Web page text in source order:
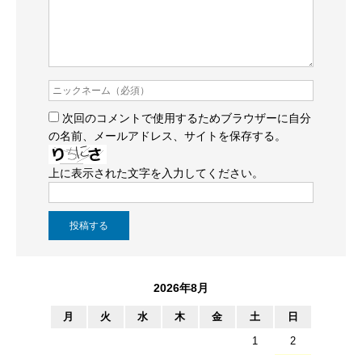
次回のコメントで使用するためブラウザーに自分
の名前、メールアドレス、サイトを保存する。
上に表示された文字を入力してください。
2026年8月
月 火 水 木 金 土
日
1
2